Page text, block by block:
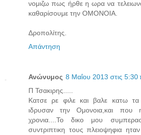
νομιζω πως ήρθε η ωρα να
καθαρίσουμε την ΟΜΟΝΟΙΑ.
Δροπολίτης.
Απάντηση
Ανώνυμος 8 Μαΐου 2013 στις 5:30
Π Τσακιρης.....
Κατσε ρε φιλε και βαλε κατω
ιδρυσαν την Ομονοια,και που
χρονια....Το δικο μου
συντριπτικη τους πλειοψηφια